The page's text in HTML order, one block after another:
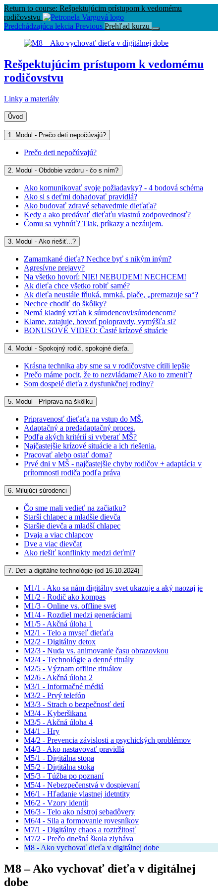
Return to course: Rešpektujúcim prístupom k vedomému
rodičovstvu
Predchádzajúca lekcia Previous Prehľad kurzu
Rešpektujúcim prístupom k vedomému
rodičovstvu
Linky a materiály
Ůvod
1. Modul - Prečo deti nepočúvajú?
Prečo deti nepočúvajú?
2. Modul - Obdobie vzdoru - čo s ním?
Ako komunikovať svoje požiadavky? - 4 bodová schéma
Ako si s deťmi dohadovať pravidlá?
Ako budovať zdravé sebavedmie dieťaťa?
Kedy a ako predávať dieťaťu vlastnú zodpovednosť?
Čomu sa vyhnúť? Tlak, príkazy a nezáujem.
3. Modul - Ako riešiť...?
Zamamkané dieťa? Nechce byť s nikým iným?
Agresívne prejavy?
Na všetko hovorí: NIE! NEBUDEM! NECHCEM!
Ak dieťa chce všetko robiť samé?
Ak dieťa neustále fňuká, mrnká, plače, „premazuje sa“?
Nechce chodiť do škôlky?
Nemá kladný vzťah k súrodencovi/súrodencom?
Klame, zatajuje, hovorí polopravdy, vymýšľa si?
BONUSOVÉ VIDEO: Časté krízové situácie
4. Modul - Spokojný rodič, spokojné dieťa.
Krásna technika aby sme sa v rodičovstve cítili lepšie
Prečo máme pocit, že to nezvládame? Ako to zmeniť?
Som dospelé dieťa z dysfunkčnej rodiny?
5. Modul - Príprava na škôlku
Pripravenosť dieťaťa na vstup do MŠ.
Adaptačný a predadaptačný proces.
Podľa akých kritérií si vyberať MŠ?
Najčastejšie krízové situácie a ich riešenia.
Pracovať alebo ostať doma?
Prvé dni v MŠ - najčastejšie chyby rodičov + adaptácia v
prítomnosti rodiča podľa práva
6. Milujúci súrodenci
Čo sme mali vedieť na začiatku?
Starší chlapec a mladšie dievča
Staršie dievča a mladší chlapec
Dvaja a viac chlapcov
Dve a viac dievčat
Ako riešiť konflinkty medzi deťmi?
7. Deti a digitálne technológie (od 16.10.2024)
M1/1 - Ako sa nám digitálny svet ukazuje a aký naozaj je
M1/2 - Rodič ako kompas
M1/3 - Online vs. offline svet
M1/4 - Rozdiel medzi generáciami
M1/5 - Akčná úloha 1
M2/1 - Telo a myseľ dieťaťa
M2/2 - Digitálny detox
M2/3 - Nuda vs. animovanie času obrazovkou
M2/4 - Technológie a denné rituály
M2/5 - Význam offline rituálov
M2/6 - Akčná úloha 2
M3/1 - Informačné médiá
M3/2 - Prvý telefón
M3/3 - Strach o bezpečnosť detí
M3/4 - Kyberšikana
M3/5 - Akčná úloha 4
M4/1 - Hry
M4/2 - Prevencia závislosti a psychických problémov
M4/3 - Ako nastavovať pravidlá
M5/1 - Digitálna stopa
M5/2 - Digitálna stoka
M5/3 - Túžba po poznaní
M5/4 - Nebezpečenstvá v dospievaní
M6/1 - Hľadanie vlastnej idetntity
M6/2 - Vzory identít
M6/3 - Telo ako nástroj sebadôvery
M6/4 - Sila a formovanie rovesníkov
M7/1 - Digitálny chaos a roztržitosť
M7/2 - Prečo dnešná škola zlyháva
M8 - Ako vychovať dieťa v digitálnej dobe
M8 – Ako vychovať dieťa v digitálnej
dobe